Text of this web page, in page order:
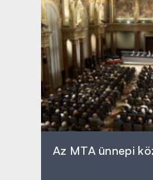
Az MTA ünnepi